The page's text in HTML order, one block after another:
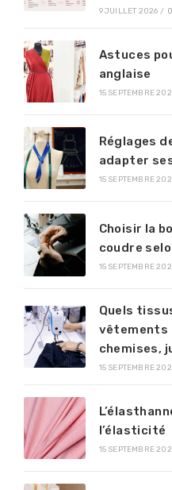
9 JUILLET 2026 /
Astuces
anglaise
15 SEPTEMBRE
Réglages
adapter
15 SEPTEMBRE
Choisir la
coudre
15 SEPTEMBRE
Quels
vêtements
chemises,
15 SEPTEMBRE
l’élasticité
15 SEPTEMBRE